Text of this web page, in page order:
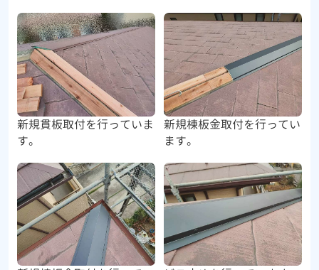
新規貫板取付を行っていま
す。
新規棟板金取付を行ってい
ます。